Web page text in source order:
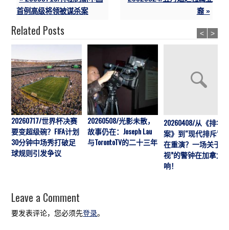
首例高级将领被谋杀案
裔 »
Related Posts
20260717/世界杯决赛
要变超级碗？FIFA计划
30分钟中场秀打破足
球规则引发争议
20260508/光影未散，
故事仍在：Joseph Lau
与TorontoTV的二十三年
20260408/从《排华
案》到“现代排斥”历
在重演？一场关于“
视”的警钟在加拿大
响！
< >
Leave a Comment
要发表评论，您必须先登录。